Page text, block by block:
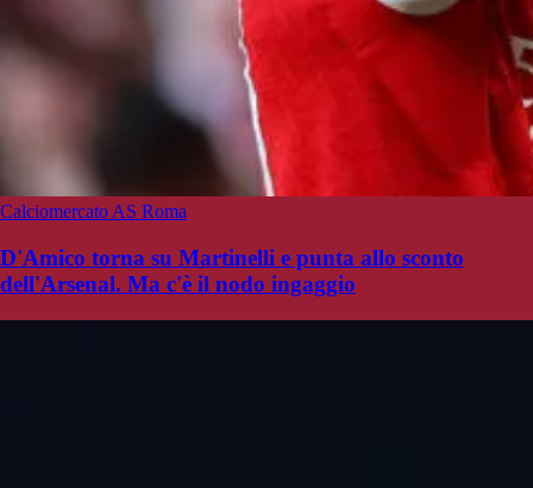
Calciomercato AS Roma
D'Amico torna su Martinelli e punta allo sconto
dell'Arsenal. Ma c'è il nodo ingaggio